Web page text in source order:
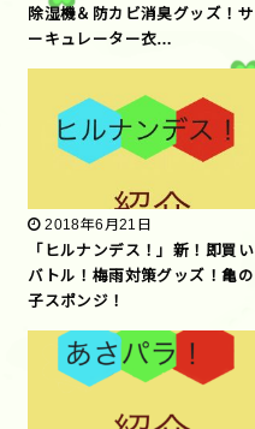
除湿機＆防カビ消臭グッズ！サ
ーキュレーター衣…
2018年6月21日
「ヒルナンデス！」新！即買い
バトル！梅雨対策グッズ！亀の
子スポンジ！